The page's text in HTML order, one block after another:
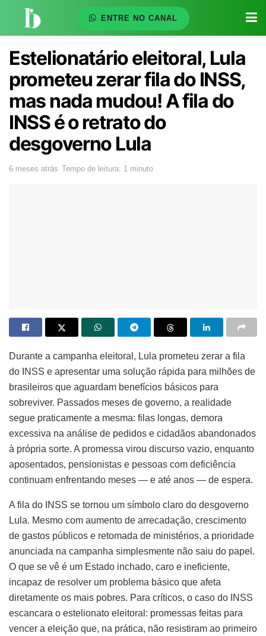
ENTRE NO CANAL
Estelionatário eleitoral, Lula
prometeu zerar fila do INSS,
mas nada mudou! A fila do
INSS é o retrato do
desgoverno Lula
6 meses atrás Tempo de leitura: 1 minuto
Durante a campanha eleitoral, Lula prometeu zerar a fila
do INSS e apresentar uma solução rápida para milhões de
brasileiros que aguardam benefícios básicos para
sobreviver. Passados meses de governo, a realidade
segue praticamente a mesma: filas longas, demora
excessiva na análise de pedidos e cidadãos abandonados
à própria sorte. A promessa virou discurso vazio, enquanto
aposentados, pensionistas e pessoas com deficiência
continuam enfrentando meses — e até anos — de espera.
A fila do INSS se tornou um símbolo claro do desgoverno
Lula. Mesmo com aumento de arrecadação, crescimento
de gastos públicos e retomada de ministérios, a prioridade
anunciada na campanha simplesmente não saiu do papel.
O que se vê é um Estado inchado, caro e ineficiente,
incapaz de resolver um problema básico que afeta
diretamente os mais pobres. Para críticos, o caso do INSS
escancara o estelionato eleitoral: promessas feitas para
vencer a eleição que, na prática, não resistiram ao primeiro